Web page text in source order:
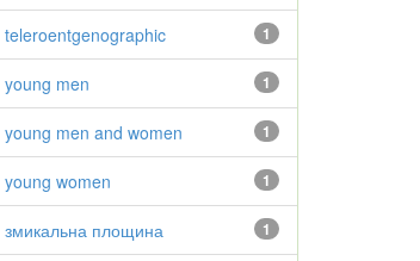
1
teleroentgenographic
1
young men
1
young men and women
1
young women
1
змикальна площина